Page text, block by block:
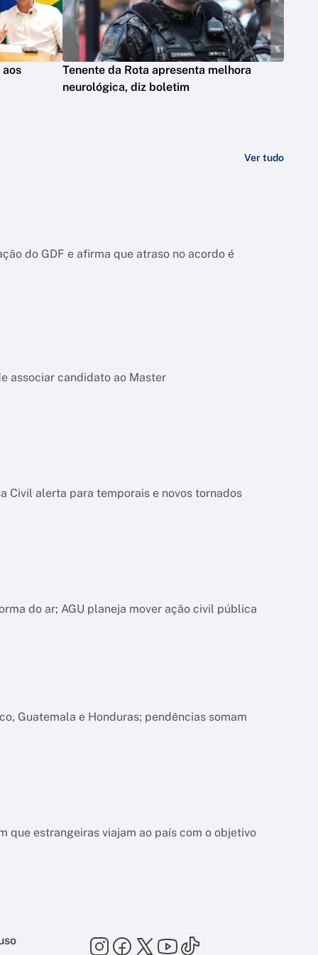
Tenente da Rota apresenta melhora
neurológica, diz boletim
Ver tudo
do GDF e afirma que atraso no acordo é
associar candidato ao Master
Civil alerta para temporais e novos tornados
do ar; AGU planeja mover ação civil pública
Guatemala e Honduras; pendências somam
que estrangeiras viajam ao país com o objetivo